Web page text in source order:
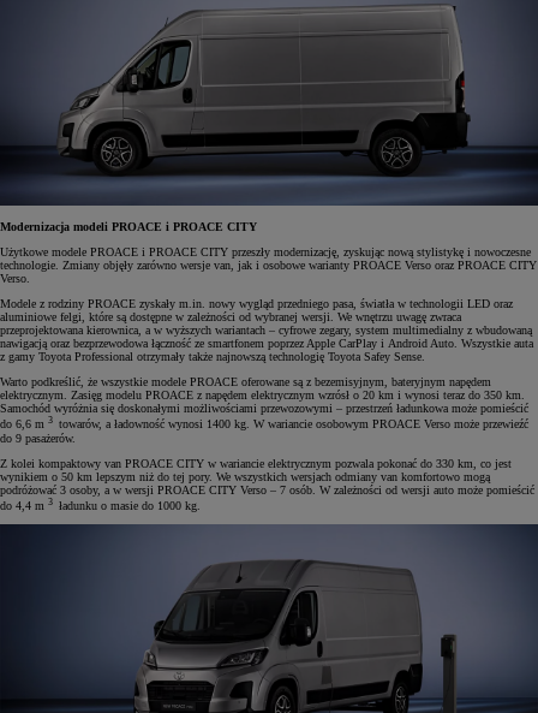
Modernizacja modeli PROACE i PROACE CITY
Użytkowe modele PROACE i PROACE CITY przeszły modernizację, zyskując nową stylistykę i nowoczesne
technologie. Zmiany objęły zarówno wersje van, jak i osobowe warianty PROACE Verso oraz PROACE CITY
Verso.
Modele z rodziny PROACE zyskały m.in. nowy wygląd przedniego pasa, światła w technologii LED oraz
aluminiowe felgi, które są dostępne w zależności od wybranej wersji. We wnętrzu uwagę zwraca
przeprojektowana kierownica, a w wyższych wariantach – cyfrowe zegary, system multimedialny z wbudowaną
nawigacją oraz bezprzewodowa łączność ze smartfonem poprzez Apple CarPlay i Android Auto. Wszystkie auta
z gamy Toyota Professional otrzymały także najnowszą technologię Toyota Safey Sense.
Warto podkreślić, że wszystkie modele PROACE oferowane są z bezemisyjnym, bateryjnym napędem
elektrycznym. Zasięg modelu PROACE z napędem elektrycznym wzrósł o 20 km i wynosi teraz do 350 km.
Samochód wyróżnia się doskonałymi możliwościami przewozowymi – przestrzeń ładunkowa może pomieścić
do 6,6 m 3 towarów, a ładowność wynosi 1400 kg. W wariancie osobowym PROACE Verso może przewieźć
do 9 pasażerów.
Z kolei kompaktowy van PROACE CITY w wariancie elektrycznym pozwala pokonać do 330 km, co jest
wynikiem o 50 km lepszym niż do tej pory. We wszystkich wersjach odmiany van komfortowo mogą
podróżować 3 osoby, a w wersji PROACE CITY Verso – 7 osób. W zależności od wersji auto może pomieścić
do 4,4 m 3 ładunku o masie do 1000 kg.